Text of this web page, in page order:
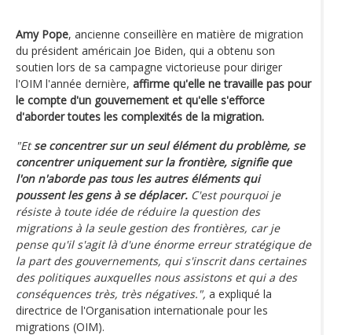
Amy Pope, ancienne conseillère en matière de migration
du président américain Joe Biden, qui a obtenu son
soutien lors de sa campagne victorieuse pour diriger
l'OIM l'année dernière, affirme qu'elle ne travaille pas pour
le compte d'un gouvernement et qu'elle s'efforce
d'aborder toutes les complexités de la migration.
"Etse concentrer sur un seul élément du problème, se
concentrer uniquement sur la frontière, signifie que
l'on n'aborde pas tous les autres éléments qui
poussent les gens à se déplacer. C'est pourquoi je
résiste à toute idée de réduire la question des
migrations à la seule gestion des frontières, car je
pense qu'il s'agit là d'une énorme erreur stratégique de
la part des gouvernements, qui s'inscrit dans certaines
des politiques auxquelles nous assistons et qui a des
conséquences très, très négatives.", a expliqué la
directrice de l'Organisation internationale pour les
migrations (OIM).